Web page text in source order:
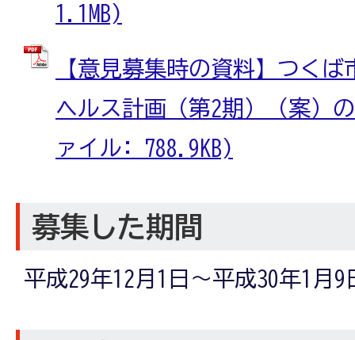
1.1MB)
【意見募集時の資料】つく
ヘルス計画（第2期）（案）
ァイル: 788.9KB)
募集した期間
平成29年12月1日～平成30年1月9